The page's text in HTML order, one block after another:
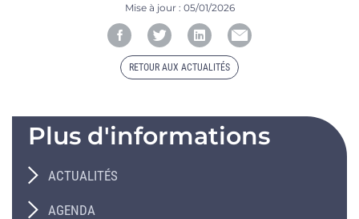
Mise à jour : 05/01/2026
RETOUR AUX ACTUALITÉS
Plus d'informations
ACTUALITÉS
AGENDA